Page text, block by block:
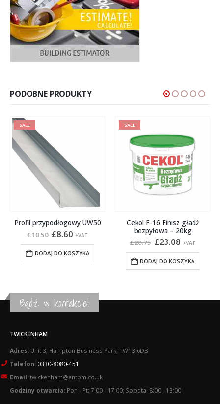
PODOBNE PRODUKTY
SALE
Profil przypodłogowy UW50
£10.50 Pierwotna
wynosiła:
£10.50.
£8.60 Aktualna
wynosi:
£8.60.
+VAT
DODAJ DO KOSZYKA
SALE
Cekol F-16 Finisz gładź
bezpyłowa – 20kg
£28.75 Pierwotna
wynosiła:
£28.75.
£23.08 Aktualna
wynosi:
£23.08.
+VAT
DODAJ DO KOSZYKA
Bądź w kontakcie!
TWICKENHAM
Adres: Unit 3, Hampton Business Park, TW13 6DB
Telefon: 0330-8080-451
Email:twickenham@antbm.co.uk
Godziny otwarcia: Pon - Pt: 7:00 - 17:00; Sobota: 8:00 - 13:00